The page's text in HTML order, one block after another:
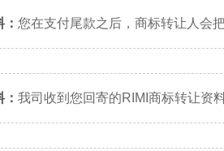
您在支付尾款之后，商标转让人会
我司收到您回寄的RIMI商标转让资